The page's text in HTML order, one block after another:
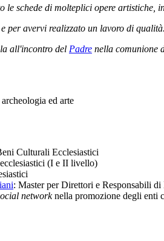
le schede di molteplici opere
per avervi realizzato un lavoro di qualità.
all'incontro del Padre nella comunione
ed arte
Culturali Ecclesiastici
(I e II livello)
: Master per Direttori e Responsabili di
networknella promozione degli enti